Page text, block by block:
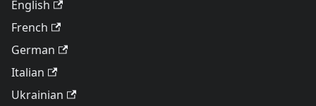
English
French
German
Italian
Ukrainian